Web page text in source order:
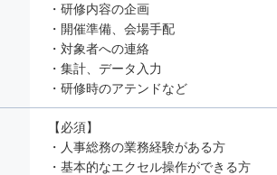
・研修内容の企画
・開催準備、会場手配
・対象者への連絡
・集計、データ入力
・研修時のアテンドなど
【必須】
・人事総務の業務経験がある方
・基本的なエクセル操作ができる方